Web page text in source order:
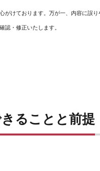
がけております。万が一、内容に誤
認・修正いたします。
ることと前提